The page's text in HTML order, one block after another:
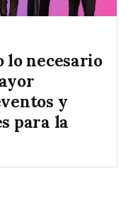
lo necesario
y
para la